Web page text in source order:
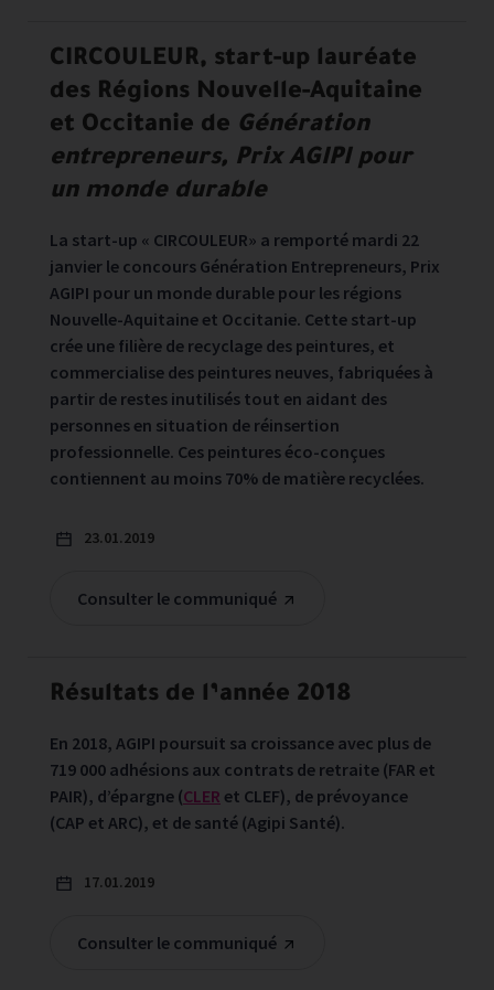
CIRCOULEUR, start-up lauréate
des Régions Nouvelle-Aquitaine
et Occitanie de Génération
entrepreneurs, Prix AGIPI pour
un monde durable
La start-up « CIRCOULEUR» a remporté mardi 22
janvier le concours Génération Entrepreneurs, Prix
AGIPI pour un monde durable pour les régions
Nouvelle-Aquitaine et Occitanie. Cette start-up
crée une filière de recyclage des peintures, et
commercialise des peintures neuves, fabriquées à
partir de restes inutilisés tout en aidant des
personnes en situation de réinsertion
professionnelle. Ces peintures éco-conçues
contiennent au moins 70% de matière recyclées.
Consulter le communiqué
23.01.2019
Résultats de l’année 2018
En 2018, AGIPI poursuit sa croissance avec plus de
719 000 adhésions aux contrats de retraite (FAR et
PAIR), d’épargne (CLER et CLEF), de prévoyance
(CAP et ARC), et de santé (Agipi Santé).
Consulter le communiqué
17.01.2019